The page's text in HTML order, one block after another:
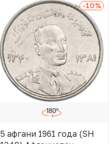
-10%
5 афгани 1961 года (SH